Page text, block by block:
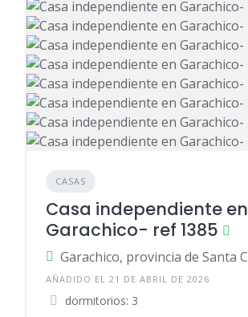
CASAS
Casa independiente en
Garachico- ref 1385
AÑADIDO EL 21 DE ABRIL DE 2026
dormitorios: 3